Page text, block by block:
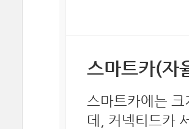
스마트카(자
스마트카에는
데, 커넥티드카